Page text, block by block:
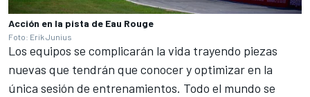
Acción en la pista de Eau Rouge
Foto: Erik Junius
Los equipos se complicarán la vida trayendo piezas
nuevas que tendrán que conocer y optimizar en la
única sesión de entrenamientos. Todo el mundo se